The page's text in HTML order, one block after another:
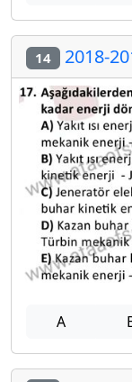
14 2018-
A